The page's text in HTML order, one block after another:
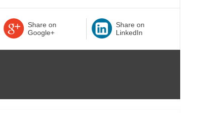
Share on
Google+
Share on
LinkedIn